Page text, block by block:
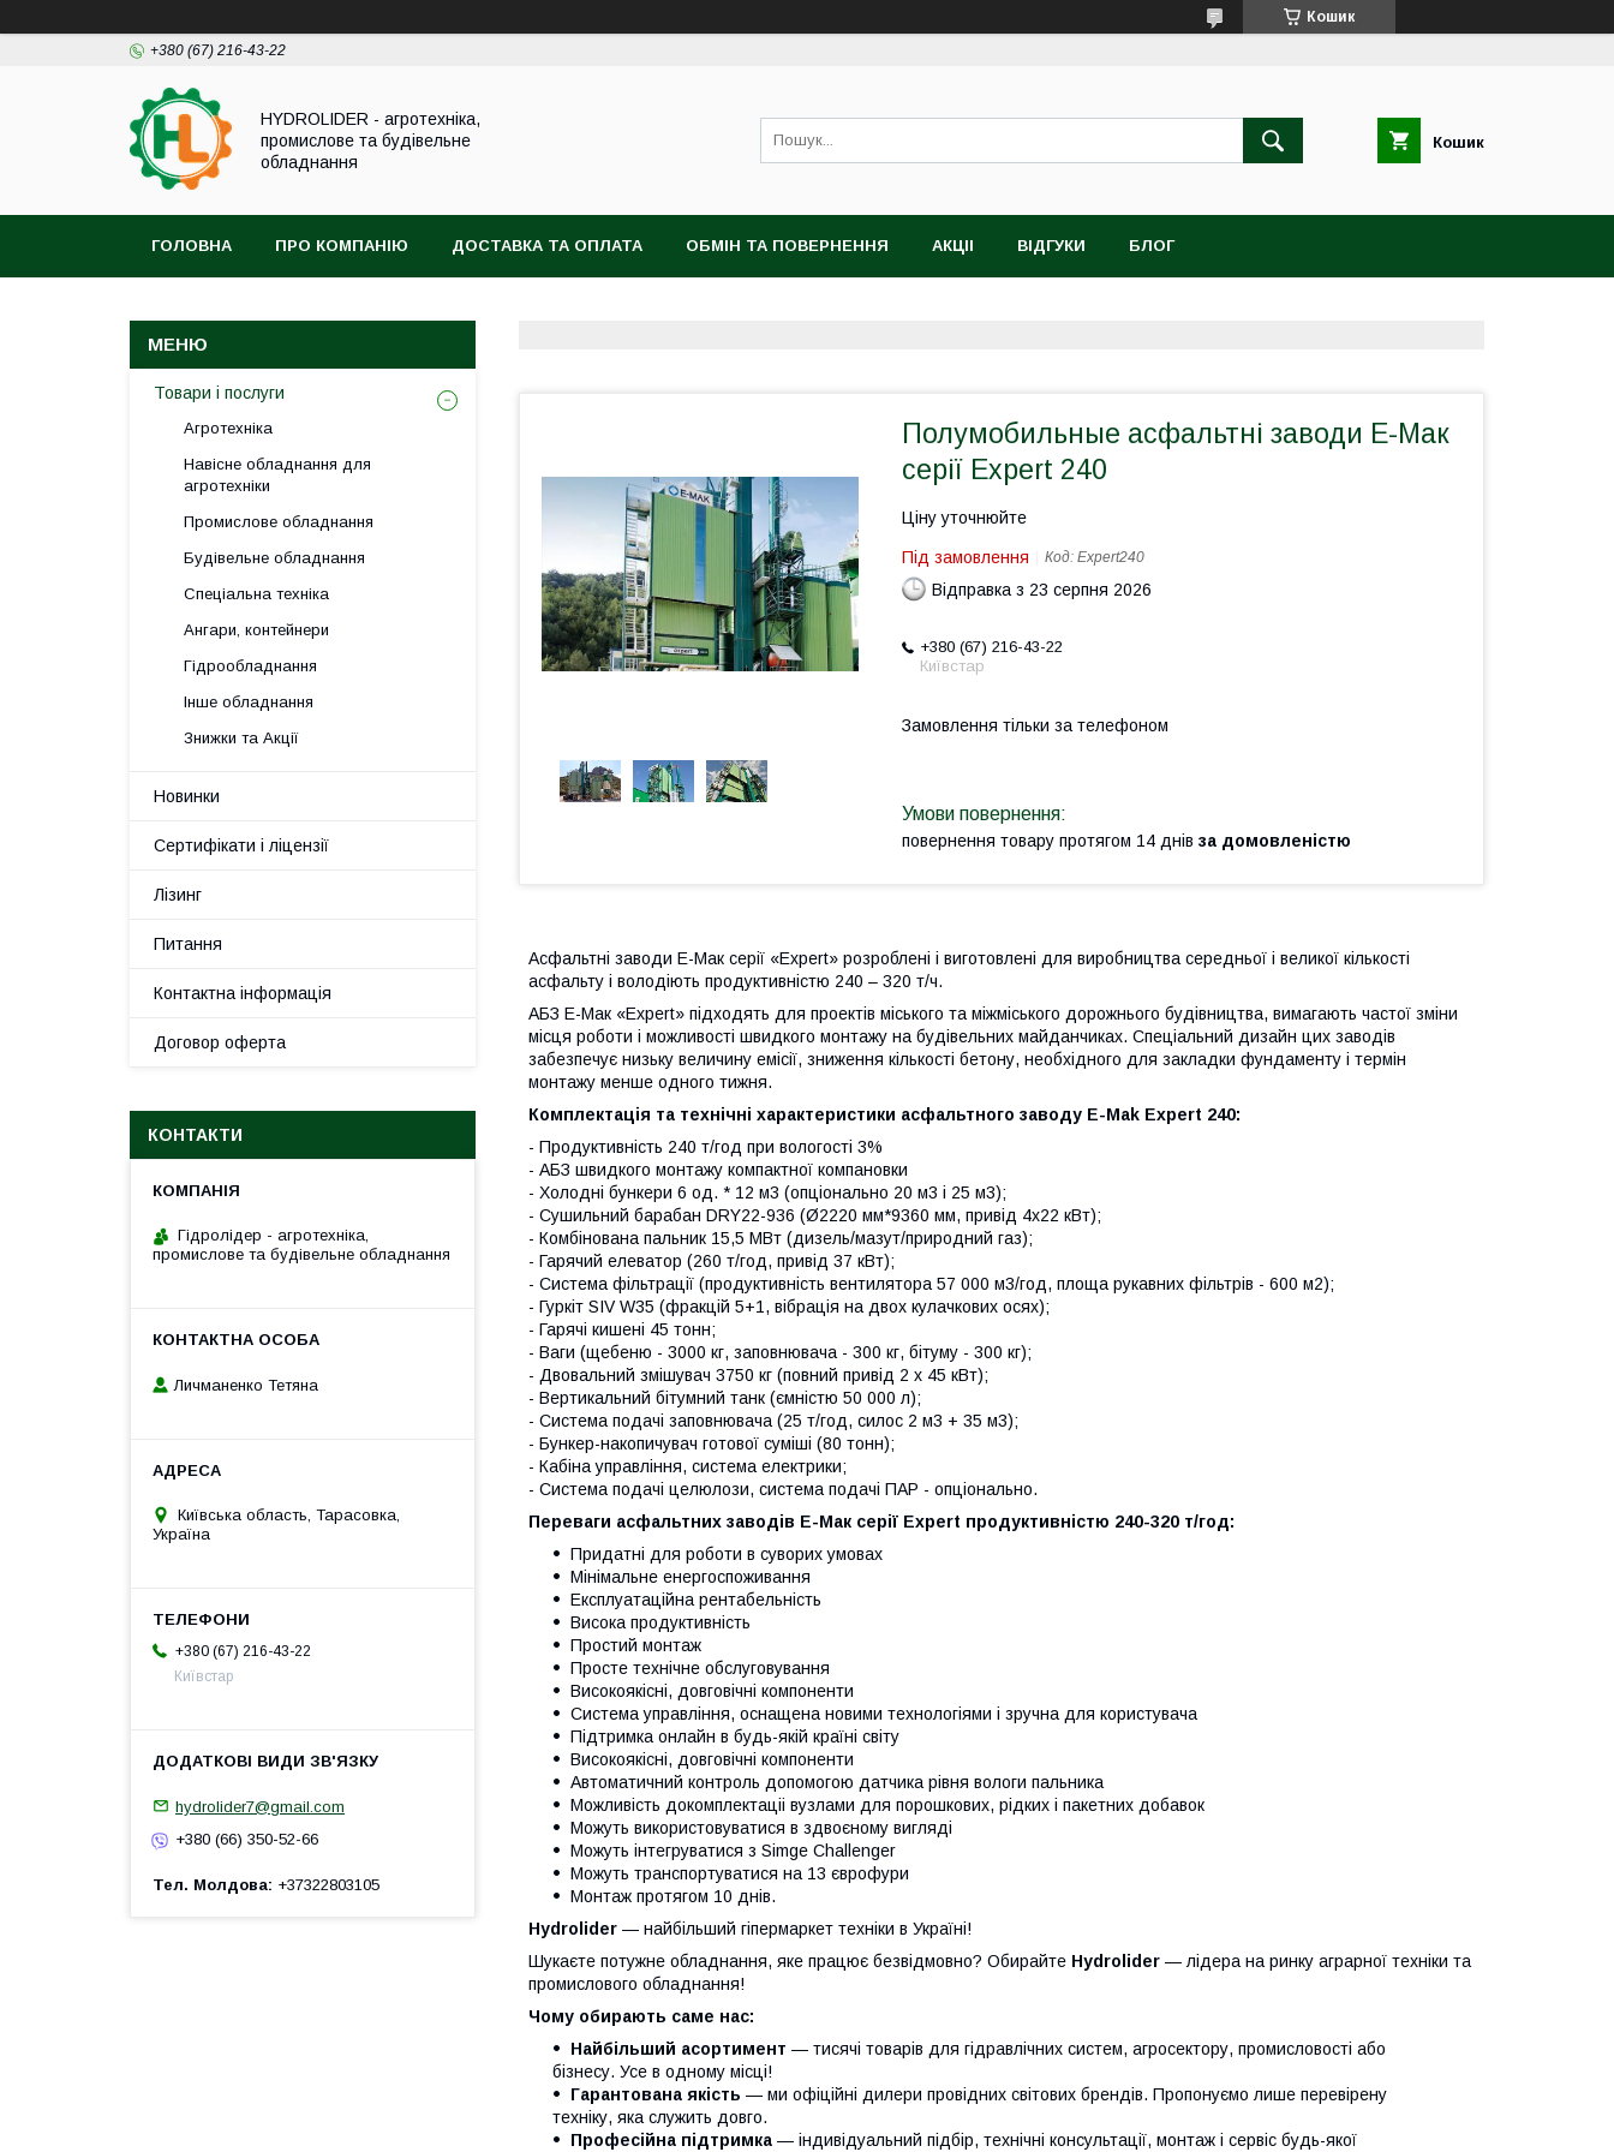
Кошик
+380 (67) 216-43-22
HYDROLIDER - агротехніка,
промислове та будівельне
обладнання
Кошик
ГОЛОВНА ПРО КОМПАНІЮ ДОСТАВКА ТА ОПЛАТА ОБМІН ТА ПОВЕРНЕННЯ АКЦІІ ВІДГУКИ БЛОГ
Полумобильные асфальтні заводи Е-Мак
серії Expert 240
Ціну уточнюйте
Під замовлення Код: Expert240
Відправка з 23 серпня 2026
+380 (67) 216-43-22
Київстар
Замовлення тільки за телефоном
повернення товару протягом 14 днів за домовленістю
Асфальтні заводи E-Мак серії «Expert» розроблені і виготовлені для виробництва середньої і великої кількості
асфальту і володіють продуктивністю 240 – 320 т/ч.
АБЗ E-Мак «Expert» підходять для проектів міського та міжміського дорожнього будівництва, вимагають частої зміни
місця роботи і можливості швидкого монтажу на будівельних майданчиках. Спеціальний дизайн цих заводів
забезпечує низьку величину емісії, зниження кількості бетону, необхідного для закладки фундаменту і термін
монтажу менше одного тижня.
Комплектація та технічні характеристики асфальтного заводу E-Mak Expert 240:
- Продуктивність 240 т/год при вологості 3%
- АБЗ швидкого монтажу компактної компановки
- Холодні бункери 6 од. * 12 м3 (опціонально 20 м3 і 25 м3);
- Сушильний барабан DRY22-936 (Ø2220 мм*9360 мм, привід 4х22 кВт);
- Комбінована пальник 15,5 МВт (дизель/мазут/природний газ);
- Гарячий елеватор (260 т/год, привід 37 кВт);
- Система фільтрації (продуктивність вентилятора 57 000 м3/год, площа рукавних фільтрів - 600 м2);
- Гуркіт SIV W35 (фракцій 5+1, вібрація на двох кулачкових осях);
- Гарячі кишені 45 тонн;
- Ваги (щебеню - 3000 кг, заповнювача - 300 кг, бітуму - 300 кг);
- Двовальний змішувач 3750 кг (повний привід 2 х 45 кВт);
- Вертикальний бітумний танк (ємністю 50 000 л);
- Система подачі заповнювача (25 т/год, силос 2 м3 + 35 м3);
- Бункер-накопичувач готової суміші (80 тонн);
- Кабіна управління, система електрики;
- Система подачі целюлози, система подачі ПАР - опціонально.
Переваги асфальтних заводів Е-Мак серії Expert продуктивністю 240-320 т/год:
Придатні для роботи в суворих умовах
Мінімальне енергоспоживання
Експлуатаційна рентабельність
Висока продуктивність
Простий монтаж
Просте технічне обслуговування
Високоякісні, довговічні компоненти
Система управління, оснащена новими технологіями і зручна для користувача
Підтримка онлайн в будь-якій країні світу
Високоякісні, довговічні компоненти
Автоматичний контроль допомогою датчика рівня вологи пальника
Можливість докомплектаціі вузлами для порошкових, рідких і пакетних добавок
Можуть використовуватися в здвоєному вигляді
Можуть інтегруватися з Simge Challenger
Можуть транспортуватися на 13 єврофури
Монтаж протягом 10 днів.
Hydrolider — найбільший гіпермаркет техніки в Україні!
Шукаєте потужне обладнання, яке працює безвідмовно? Обирайте Hydrolider — лідера на ринку аграрної техніки та
промислового обладнання!
Чому обирають саме нас:
Найбільший асортимент — тисячі товарів для гідравлічних систем, агросектору, промисловості або
бізнесу. Усе в одному місці!
Гарантована якість — ми офіційні дилери провідних світових брендів. Пропонуємо лише перевірену
техніку, яка служить довго.
Професійна підтримка — індивідуальний підбір, технічні консультації, монтаж і сервіс будь-якої
Товари і послуги
Агротехніка
Навісне обладнання для
агротехніки
Промислове обладнання
Будівельне обладнання
Спеціальна техніка
Ангари, контейнери
Гідрообладнання
Інше обладнання
Знижки та Акції
Новинки
Сертифікати і ліцензії
Лізинг
Питання
Контактна інформація
Договор оферта
КОНТАКТИ
Гідролідер - агротехніка,
промислове та будівельне обладнання
Личманенко Тетяна
Київська область, Тарасовка,
Україна
+380 (67) 216-43-22
Київстар
hydrolider7@gmail.com
+380 (66) 350-52-66
Тел. Молдова +37322803105